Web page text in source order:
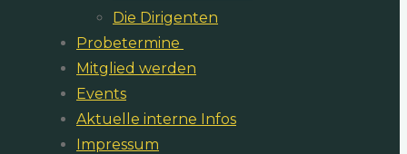
Die Dirigenten
​Probetermine
Mitglied werden
Events
Aktuelle interne Infos
Impressum